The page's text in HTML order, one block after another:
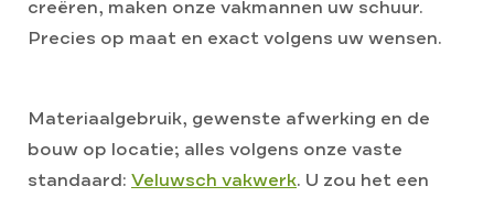
creëren, maken onze vakmannen uw schuur.
Precies op maat en exact volgens uw wensen.
Materiaalgebruik, gewenste afwerking en de
bouw op locatie; alles volgens onze vaste
standaard: Veluwsch vakwerk. U zou het een